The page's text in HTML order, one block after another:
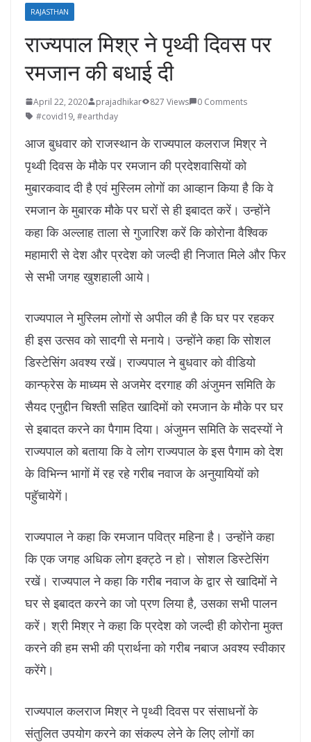
RAJASTHAN
राज्यपाल मिश्र ने पृथ्वी दिवस पर
रमजान की बधाई दी
April 22, 2020 prajadhikar 827 Views
0 Comments
#covid19, #earthday
आज बुधवार को राजस्थान के राज्यपाल कलराज मिश्र ने
पृथ्वी दिवस के मौके पर रमजान की प्रदेशवासियों को
मुबारकवाद दी है एवं मुस्लिम लोगों का आव्हान किया है कि वे
रमजान के मुबारक मौके पर घरों से ही इबादत करें। उन्होंने
कहा कि अल्लाह ताला से गुजारिश करें कि कोरोना वैश्विक
महामारी से देश और प्रदेश को जल्दी ही निजात मिले और फिर
से सभी जगह खुशहाली आये।
राज्यपाल ने मुस्लिम लोगों से अपील की है कि घर पर रहकर
ही इस उत्सव को सादगी से मनाये। उन्होंने कहा कि सोशल
डिस्टेसिंग अवश्य रखें। राज्यपाल ने बुधवार को वीडियो
कान्फ्रेस के माध्यम से अजमेर दरगाह की अंजुमन समिति के
सैयद एनुद्दीन चिश्ती सहित खादिमों को रमजान के मौके पर घर
से इबादत करने का पैगाम दिया। अंजुमन समिति के सदस्यों ने
राज्यपाल को बताया कि वे लोग राज्यपाल के इस पैगाम को देश
के विभिन्न भागों में रह रहे गरीब नवाज के अनुयायियों को
पहुॅचायेगें।
राज्यपाल ने कहा कि रमजान पवित्र महिना है। उन्होंने कहा
कि एक जगह अधिक लोग इक्ट्ठे न हो। सोशल डिस्टेसिंग
रखें। राज्यपाल ने कहा कि गरीब नवाज के द्वार से खादिमों ने
घर से इबादत करने का जो प्रण लिया है, उसका सभी पालन
करें। श्री मिश्र ने कहा कि प्रदेश को जल्दी ही कोरोना मुक्त
करने की हम सभी की प्रार्थना को गरीब नबाज अवश्य स्वीकार
करेंगे।
राज्यपाल कलराज मिश्र ने पृथ्वी दिवस पर संसाधनों के
संतुलित उपयोग करने का संकल्प लेने के लिए लोगों का